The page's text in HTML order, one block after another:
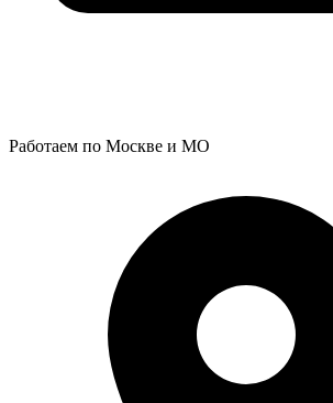
Работаем по Москве и МО